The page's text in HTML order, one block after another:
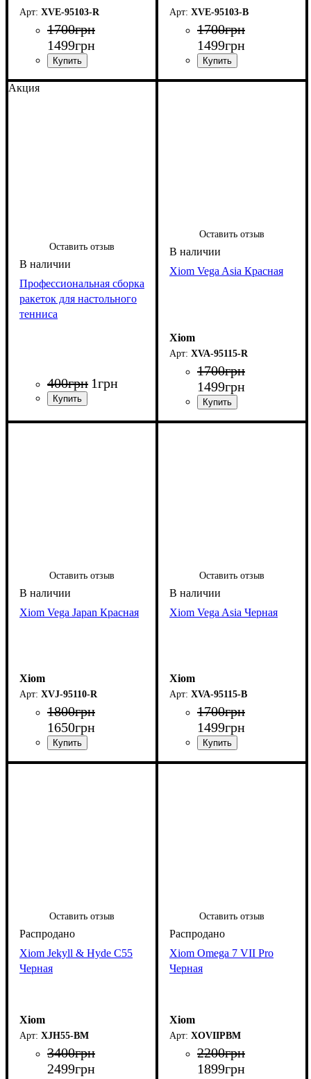
XVE-95103-R
1700грн
1499грн
XVE-95103-B
1700грн
1499грн
Акция
Оставить отзыв
Профессиональная сборка
ракеток для настольного
тенниса
400грн 1грн
Оставить отзыв
Xiom Vega Asia Красная
Xiom
XVA-95115-R
1700грн
1499грн
Оставить отзыв
Xiom Vega Japan Красная
Xiom
XVJ-95110-R
1800грн
1650грн
Оставить отзыв
Xiom Vega Asia Черная
Xiom
XVA-95115-B
1700грн
1499грн
Оставить отзыв
Xiom Jekyll & Hyde C55
Черная
Xiom
XJH55-BM
3400грн
2499грн
Оставить отзыв
Xiom Omega 7 VII Pro
Черная
Xiom
XOVIIPBM
2200грн
1899грн